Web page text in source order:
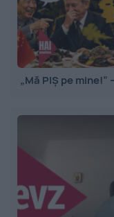
„Mă PIȘ pe